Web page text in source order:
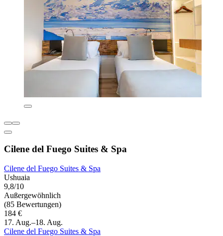
Cilene del Fuego Suites & Spa
Cilene del Fuego Suites & Spa
Ushuaia
9,8/10
Außergewöhnlich
(85 Bewertungen)
184 €
17. Aug.–18. Aug.
Cilene del Fuego Suites & Spa